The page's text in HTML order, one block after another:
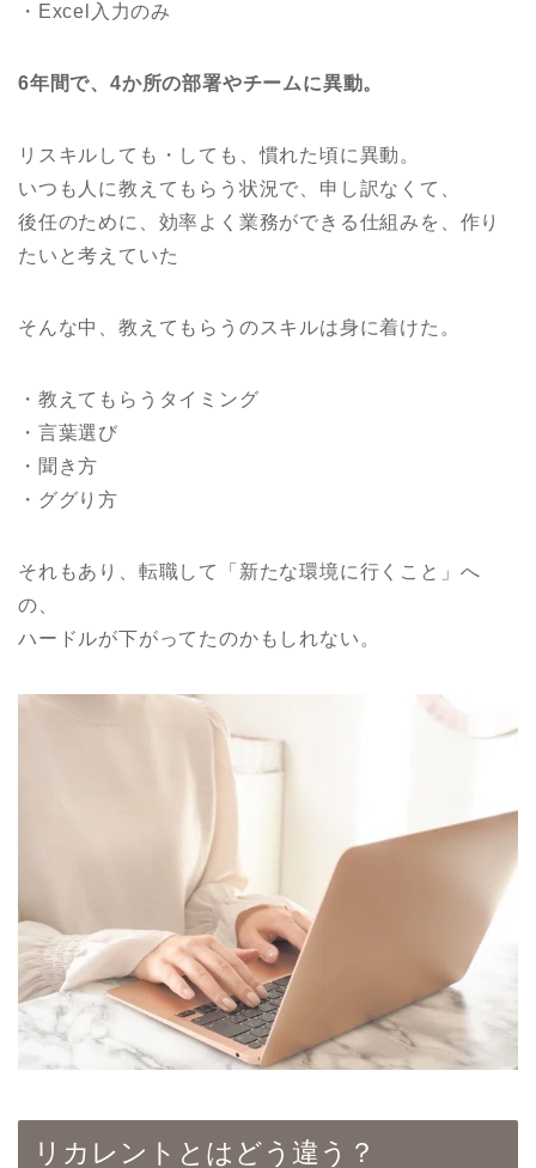
・Excel入力のみ
6年間で、4か所の部署やチームに異動。
リスキルしても・しても、慣れた頃に異動。
いつも人に教えてもらう状況で、申し訳なくて、
後任のために、効率よく業務ができる仕組みを、作り
たいと考えていた
そんな中、教えてもらうのスキルは身に着けた。
・教えてもらうタイミング
・言葉選び
・聞き方
・ググり方
それもあり、転職して「新たな環境に行くこと」へ
の、
ハードルが下がってたのかもしれない。
リカレントとはどう違う？